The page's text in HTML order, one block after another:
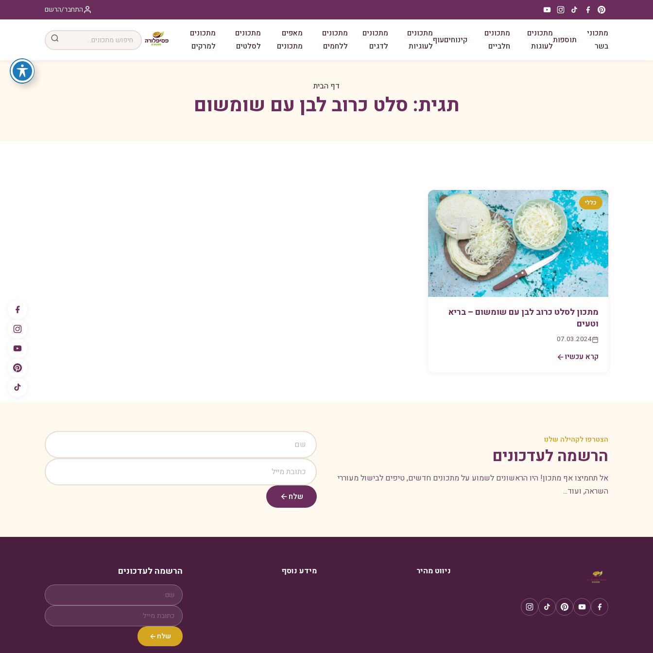
התחבר/הרשם
מתכוני
בשר
תוספות
מתכונים
לעוגות
מתכונים
חלביים
קינוחיםעוף
מתכונים
לעוגיות
מתכונים
לדגים
מתכונים
ללחמים
מאפים
מתכונים
מתכונים
לסלטים
מתכונים
למרקים
דף הבית
תגית: סלט כרוב לבן עם שומשום
כללי
מתכון לסלט כרוב לבן עם שומשום – בריא
וטעים
07.03.2024
קרא עכשיו
הצטרפו לקהילה שלנו
הרשמה לעדכונים
אל תחמיצו אף מתכון! היו הראשונים לשמוע על מתכונים חדשים, טיפים לבישול מעוררי
השראה, ועוד...
שלח
ניווט מהיר מידע נוסף הרשמה לעדכונים
שלח